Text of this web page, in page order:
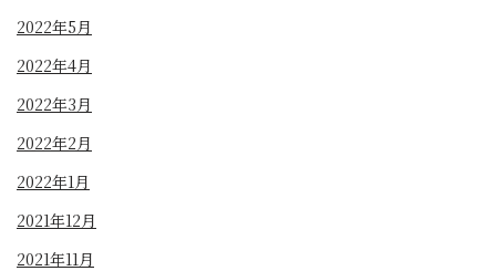
2022年5月
2022年4月
2022年3月
2022年2月
2022年1月
2021年12月
2021年11月